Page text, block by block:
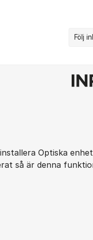
Följ
Optiska
så är denna